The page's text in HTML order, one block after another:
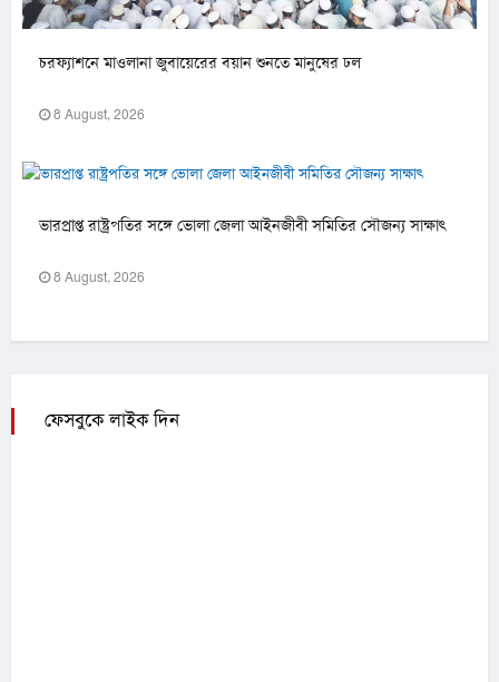
চরফ্যাশনে মাওলানা জুবায়েরের বয়ান শুনতে মানুষের ঢল
8 August, 2026
ভারপ্রাপ্ত রাষ্ট্রপতির সঙ্গে ভোলা জেলা আইনজীবী সমিতির সৌজন্য সাক্ষাৎ
8 August, 2026
ফেসবুকে লাইক দিন